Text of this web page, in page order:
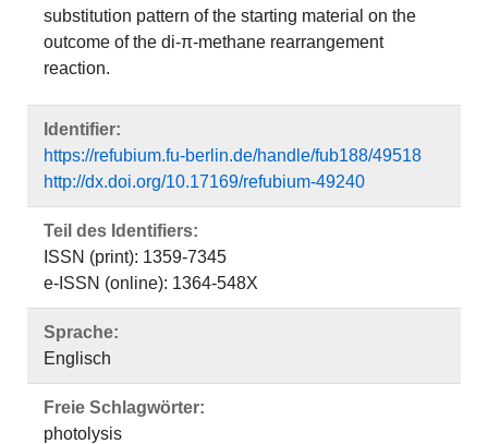
substitution pattern of the starting material on the
outcome of the di-π-methane rearrangement
reaction.
Identifier:
https://refubium.fu-berlin.de/handle/fub188/49518
http://dx.doi.org/10.17169/refubium-49240
Teil des Identifiers:
ISSN (print): 1359-7345
e-ISSN (online): 1364-548X
Sprache:
Englisch
Freie Schlagwörter:
photolysis